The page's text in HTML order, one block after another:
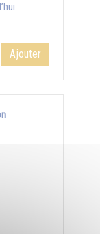
Ajouter